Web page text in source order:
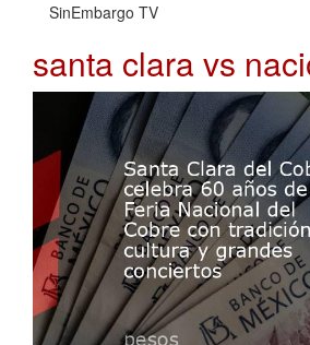
SinEmbargo TV
santa clara vs